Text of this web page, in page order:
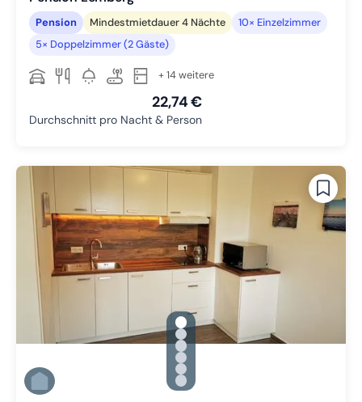
Pension Mindestmietdauer 4 Nächte
10× Einzelzimmer
5× Doppelzimmer (2 Gäste)
+ 14 weitere
22,74 €
Durchschnitt pro Nacht & Person
gallery.slide_selector
Zu Slide 1 wechseln
Zu Slide 2 wechseln
Zu Slide 3 wechseln
Zu Slide 4 wechseln
Zu Slide 5 wechseln
Zu Slide 6 wechseln